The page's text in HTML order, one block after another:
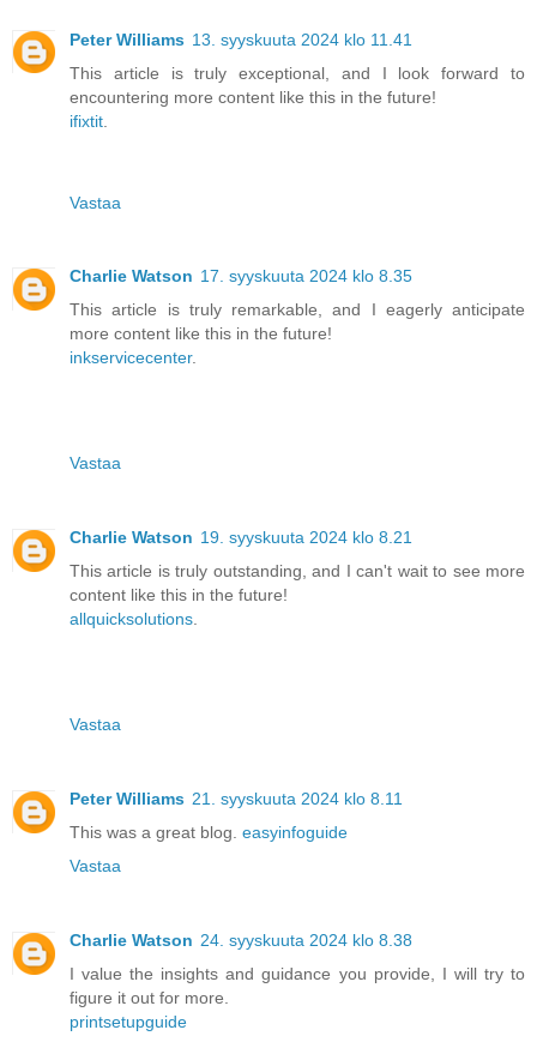
Peter Williams 13. syyskuuta 2024 klo 11.41
This article is truly exceptional, and I look forward to
encountering more content like this in the future!
ifixtit
Vastaa
Charlie Watson 17. syyskuuta 2024 klo 8.35
This article is truly remarkable, and I eagerly anticipate
more content like this in the future!
inkservicecenter.
Vastaa
Charlie Watson 19. syyskuuta 2024 klo 8.21
This article is truly outstanding, and I can't wait to see more
content like this in the future!
allquicksolutions.
Vastaa
Peter Williams 21. syyskuuta 2024 klo 8.11
This was a great blog. easyinfoguide
Vastaa
Charlie Watson 24. syyskuuta 2024 klo 8.38
I value the insights and guidance you provide, I will try to
figure it out for more.
printsetupguide